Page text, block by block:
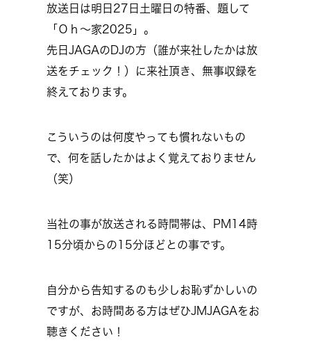
放送日は明日27日土曜日の特番、題して
「Ｏｈ～家2025」。
先日JAGAのDJの方（誰が来社したかは放
送をチェック！）に来社頂き、無事収録を
終えております。
こういうのは何度やっても慣れないもの
で、何を話したかはよく覚えておりません
（笑）
当社の事が放送される時間帯は、PM14時
15分頃からの15分ほどとの事です。
自分から告知するのも少しお恥ずかしいの
ですが、お時間ある方はぜひJMJAGAをお
聴きください！